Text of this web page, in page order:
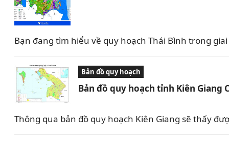
Bạn đang tìm hiểu về quy hoạch Thái Bình trong
Bản đồ quy hoạch
Bản đồ quy hoạch tỉnh Kiên Giang
Thông qua bản đồ quy hoạch Kiên Giang sẽ thấy